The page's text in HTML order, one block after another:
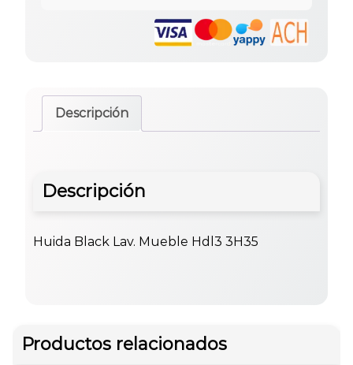
Descripción
Descripción
Huida Black Lav. Mueble Hdl3 3H35
Productos relacionados